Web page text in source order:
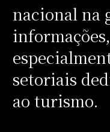
nacional na
setoriais
ao turismo.